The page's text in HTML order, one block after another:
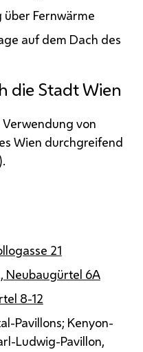
Fernwärme
auf dem Dach des
die Stadt Wien
Verwendung von
Wien durchgreifend
21
Neubaugürtel 6A
8-12
Pavillons; Kenyon-
Ludwig-Pavillon,